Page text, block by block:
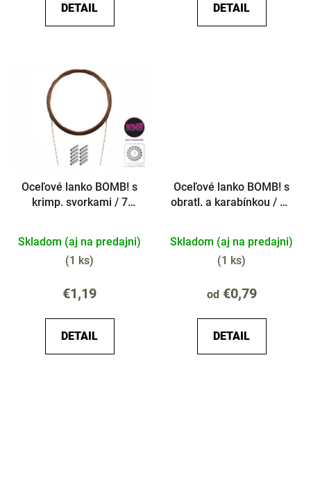
DETAIL DETAIL
Oceľové lanko BOMB! s
krimp. svorkami / 7
Skladom (aj na predajni)
(1 ks)
€1,19
DETAIL
Oceľové lanko BOMB! s
obratl. a karabínkou / 49
Skladom (aj na predajni)
(1 ks)
od€0,79
DETAIL